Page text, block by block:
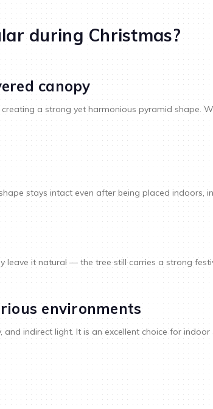
during Christmas?
canopy
a strong yet harmonious pyramid shape.
stays intact even after being placed indoors,
leave it natural — the tree still carries a strong
environments
indirect light. It is an excellent choice for indoor